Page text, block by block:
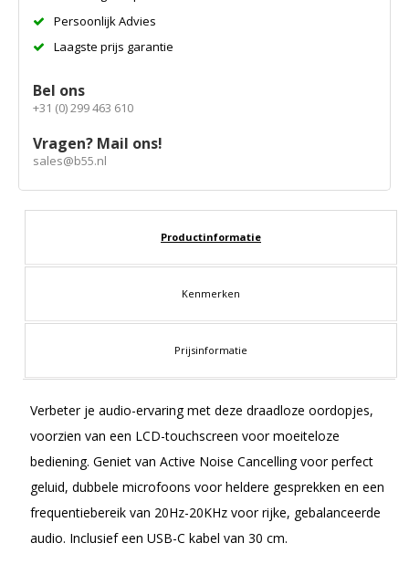
Persoonlijk Advies
Laagste prijs garantie
Bel ons
+31 (0) 299 463 610
Vragen? Mail ons!
sales@b55.nl
Productinformatie
Kenmerken
Prijsinformatie
Verbeter je audio-ervaring met deze draadloze oordopjes,
voorzien van een LCD-touchscreen voor moeiteloze
bediening. Geniet van Active Noise Cancelling voor perfect
geluid, dubbele microfoons voor heldere gesprekken en een
frequentiebereik van 20Hz-20KHz voor rijke, gebalanceerde
audio. Inclusief een USB-C kabel van 30 cm.